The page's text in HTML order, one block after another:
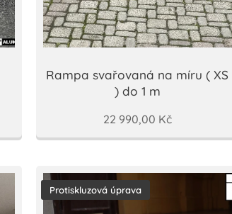
Rampa svařovaná na míru ( XS
) do 1 m
22 990,00 Kč
Protiskluzová úprava